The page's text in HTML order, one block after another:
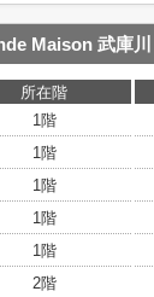
Maison 武庫川
所在階
1階
1階
1階
1階
1階
2階